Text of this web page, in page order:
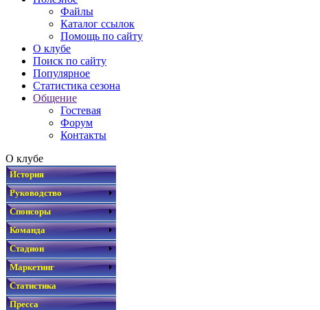
Файлы
Каталог ссылок
Помощь по сайту
О клубе
Поиск по сайту
Популярное
Статистика сезона
Общение
Гостевая
Форум
Контакты
О клубе
История
Руководство
Спонсоры
Команда
Стадион
Маркетинг
Статистика
Пресса